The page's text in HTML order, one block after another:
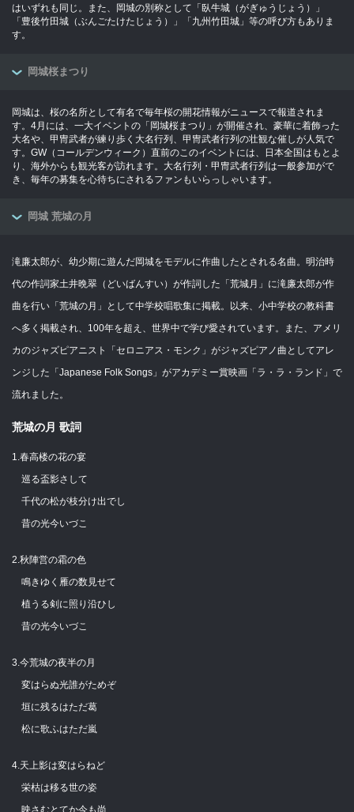
はいずれも同じ。また、岡城の別称として「臥牛城（がぎゅうじょう）」
「豊後竹田城（ぶんごたけたじょう）」「九州竹田城」等の呼び方もありま
す。
岡城桜まつり
岡城は、桜の名所として有名で毎年桜の開花情報がニュースで報道されま
す。4月には、一大イベントの「岡城桜まつり」が開催され、豪華に着飾った
大名や、甲冑武者が練り歩く大名行列、甲冑武者行列の壮観な催しが人気で
す。GW（コールデンウィーク）直前のこのイベントには、日本全国はもとよ
り、海外からも観光客が訪れます。大名行列・甲冑武者行列は一般参加がで
き、毎年の募集を心待ちにされるファンもいらっしゃいます。
岡城 荒城の月
滝廉太郎が、幼少期に遊んだ岡城をモデルに作曲したとされる名曲。明治時
代の作詞家土井晩翠（どいばんすい）が作詞した「荒城月」に滝廉太郎が作
曲を行い「荒城の月」として中学校唱歌集に掲載。以来、小中学校の教科書
へ多く掲載され、100年を超え、世界中で学び愛されています。また、アメリ
カのジャズピアニスト「セロニアス・モンク」がジャズピアノ曲としてアレ
ンジした「Japanese Folk Songs」がアカデミー賞映画「ラ・ラ・ランド」で
流れました。
荒城の月 歌詞
1.春高楼の花の宴
巡る盃影さして
千代の松が枝分け出でし
昔の光今いづこ
2.秋陣営の霜の色
鳴きゆく雁の数見せて
植うる剣に照り沿ひし
昔の光今いづこ
3.今荒城の夜半の月
変はらぬ光誰がためぞ
垣に残るはただ葛
松に歌ふはただ嵐
4.天上影は変はらねど
栄枯は移る世の姿
映さむとてか今も尚